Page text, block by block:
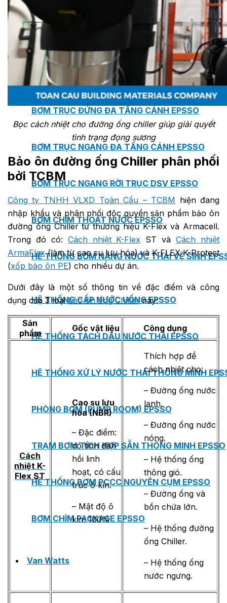
HỆ THỐNG BƠM TĂNG ÁP EPSSO
BƠM TRỤC ĐỨNG ĐƠN TẦNG CÁNH INLINE DP
BƠM TRỤC ĐỨNG ĐA TẦNG CÁNH EPSSO
BƠM TRỤC NGANG ĐA TẦNG CÁNH EPSSO
BƠM TRỤC NGANG RỜI TRỤC DSV EPSSO
BƠM CHÌM THOÁT NƯỚC EPSSO
HỆ THỐNG BƠM NÂNG NƯỚC THẢI VỆ SINH
HỆ THỐNG CẤP NƯỚC UỐNG EPSSO
HỆ THỐNG TÁCH DẦU NƯỚC THẢI EPSSO
HỆ THỐNG XỬ LÝ NƯỚC THẢI THÔNG MINH
PHÒNG BƠM (PUMP ROOM) EPSSO
TRẠM BƠM TÍCH HỢP SẴN THÔNG MINH EPSSO
HỆ THỐNG BƠM PCCC NGUYÊN CỤM EPSSO
BƠM CHÌM PACKAGE EPSSO
Van Watts
Bọc cách nhiệt cho đường ống chiller giúp giải quyết
tình trạng đọng sương
Bảo ôn đường ống Chiller phân phối
bởi TCBM
Công ty TNHH VLXD Toàn Cầu – TCBM hiện đang
nhập khẩu và phân phối độc quyền sản phẩm bảo ôn
đường ống Chiller từ thương hiệu K-Flex và Armacell.
Trong đó có: Cách nhiệt K-Flex ST vàCách nhiệt
ArmaFlex (làm từ cao su lưu hóa) và K-FLEX K-Protect
(xốp bảo ôn PE) cho nhiều dự án.
Dưới đây là một số thông tin về đặc điểm và công
dụng của 3 loạibảo ôn ống Chillernày:
Sản
phẩm
Gốc vật liệu Công dụng
Cách
nhiệt K-
Flex ST
Cao su lưu
hóa (NBR)
– Đặc điểm:
có tính đàn
hồi linh
hoạt, có cấu
trúc ô kín.
– Mật độ ô
kín: 100%
Thích hợp để
cách nhiệt cho:
– Đường ống nước
lạnh.
– Đường ống nước
nóng.
– Hệ thống ống
thông gió.
– Đường ống và
bồn chứa lớn.
– Hệ thống đường
ống Chiller.
– Hệ thống ống
nước ngưng.